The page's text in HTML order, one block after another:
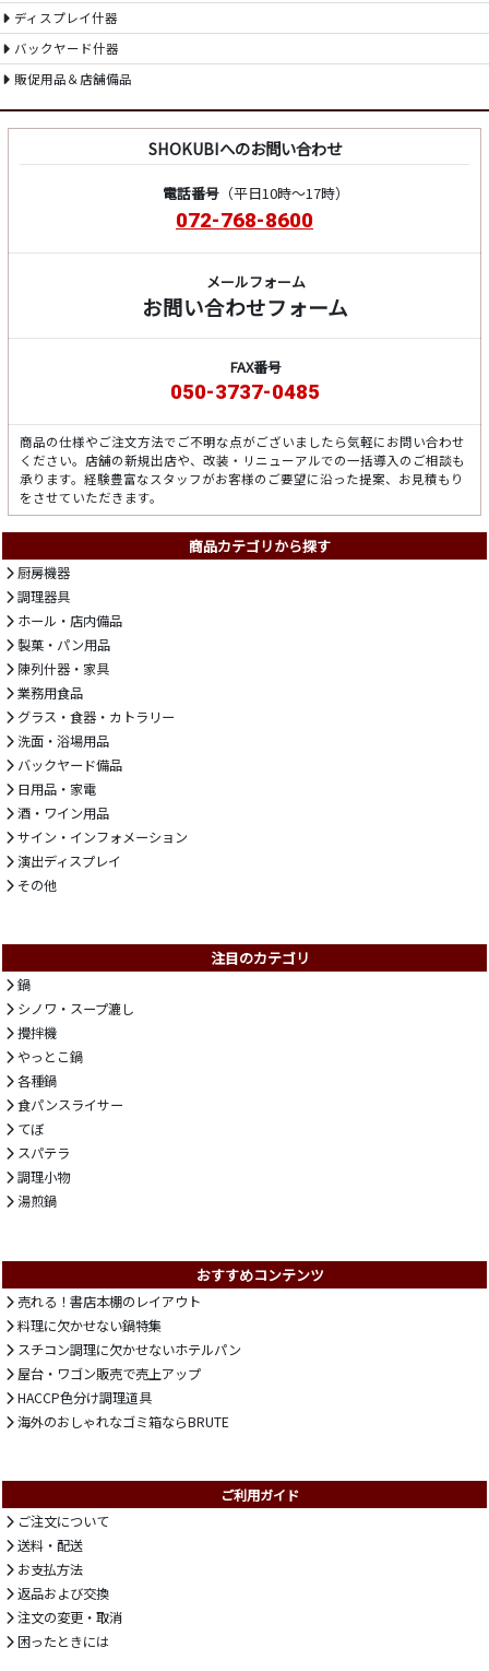
ディスプレイ什器
バックヤード什器
販促用品＆店舗備品
SHOKUBIへのお問い合わせ
電話番号（平日10時～17時）
072-768-8600
メールフォーム
お問い合わせフォーム
FAX番号
050-3737-0485
商品の仕様やご注文方法でご不明な点がございましたら気軽にお問い合わせ
ください。店舗の新規出店や、改装・リニューアルでの一括導入のご相談も
承ります。経験豊富なスタッフがお客様のご要望に沿った提案、お見積もり
をさせていただきます。
商品カテゴリから探す
厨房機器
調理器具
ホール・店内備品
製菓・パン用品
陳列什器・家具
業務用食品
グラス・食器・カトラリー
洗面・浴場用品
バックヤード備品
日用品・家電
酒・ワイン用品
サイン・インフォメーション
演出ディスプレイ
その他
注目のカテゴリ
鍋
シノワ・スープ漉し
攪拌機
やっとこ鍋
各種鍋
食パンスライサー
てぼ
スパテラ
調理小物
湯煎鍋
おすすめコンテンツ
売れる！書店本棚のレイアウト
料理に欠かせない鍋特集
スチコン調理に欠かせないホテルパン
屋台・ワゴン販売で売上アップ
HACCP色分け調理道具
海外のおしゃれなゴミ箱ならBRUTE
ご利用ガイド
ご注文について
送料・配送
お支払方法
返品および交換
注文の変更・取消
困ったときには